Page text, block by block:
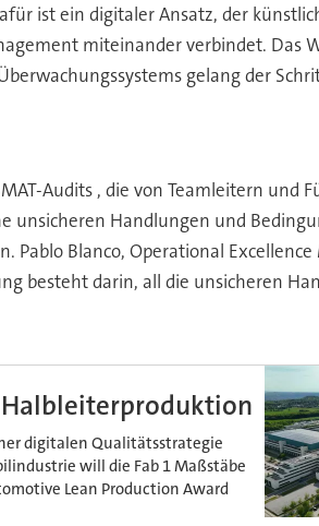
ist ein digitaler Ansatz, der
miteinander verbindet. Das
gelang der
Audits , die von Teamleitern
Handlungen und
Blanco, Operational
besteht darin, all die unsicheren
Halbleiterproduktion
digitalen Qualitätsstrategie
will die Fab 1 Maßstäbe
Lean Production Award